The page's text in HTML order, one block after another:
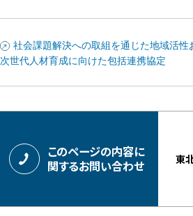
社会課題解決への取組を通じた地域活性
次世代人材育成に向けた包括連携協定
このページの内容に
関するお問い合わせ
東